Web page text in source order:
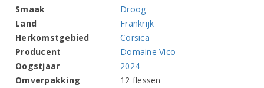
Smaak
Droog
Land
Frankrijk
Herkomstgebied
Corsica
Producent
Domaine Vico
Oogstjaar
2024
Omverpakking
12 flessen